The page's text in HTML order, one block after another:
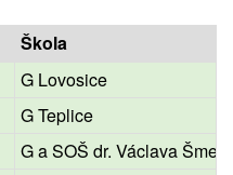
Škola
G Lovosice
G Teplice
G a SOŠ dr. Václava